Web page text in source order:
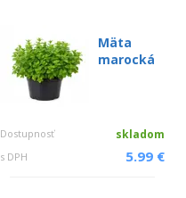
Mäta
marocká
Dostupnosť skladom
s DPH 5.99 €